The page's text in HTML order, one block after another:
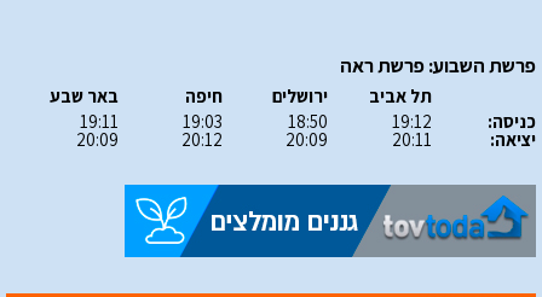
פרשת השבוע: פרשת ראה
כניסה:
יציאה:
תל אביב
19:12
20:11
ירושלים
18:50
20:09
חיפה
19:03
20:12
באר שבע
19:11
20:09